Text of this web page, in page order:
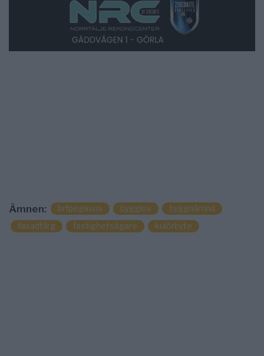
Ämnen: brfpegasus bygglov
byggnämnd
fasadfärg
fastighetsägare kulörbyte